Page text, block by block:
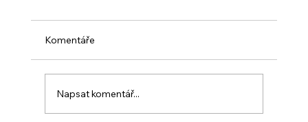
Komentáře
Napsat komentář...